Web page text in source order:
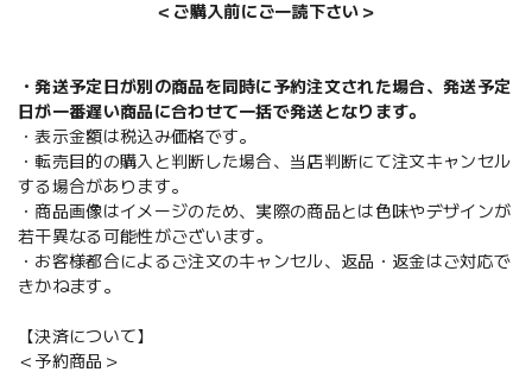
＜ご購入前にご一読下さい＞
・発送予定日が別の商品を同時に予約注文された場合、発送予定
日が一番遅い商品に合わせて一括で発送となります。
・表示金額は税込み価格です。
・転売目的の購入と判断した場合、当店判断にて注文キャンセル
する場合があります。
・商品画像はイメージのため、実際の商品とは色味やデザインが
若干異なる可能性がございます。
・お客様都合によるご注文のキャンセル、返品・返金はご対応で
きかねます。
【決済について】
＜予約商品＞